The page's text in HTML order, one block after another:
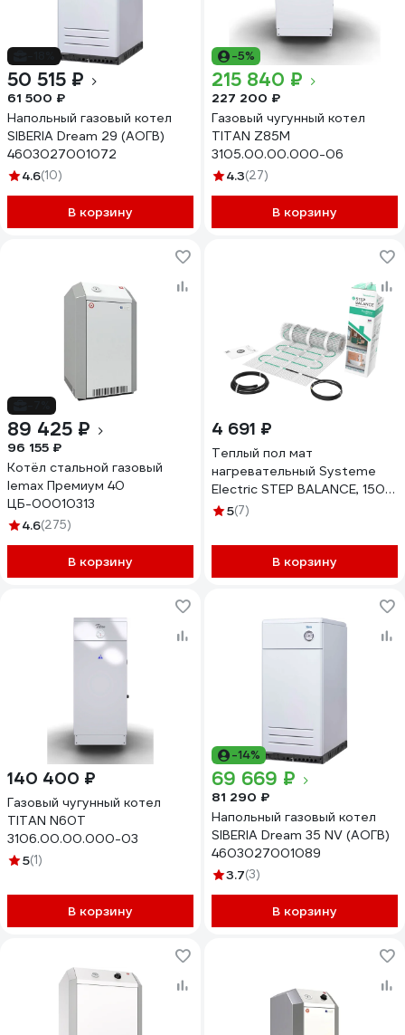
50 515 ₽
61 500 ₽
Напольный газовый котел
SIBERIA Dream 29 (АОГВ)
4603027001072
4.6(10)
В корзину
-5%
215 840 ₽
227 200 ₽
Газовый чугунный котел
TITAN Z85M
3105.00.00.000-06
4.3(27)
В корзину
89 425 ₽
96 155 ₽
Котёл стальной газовый
lemax Премиум 40
ЦБ-00010313
4.6(275)
В корзину
4 691 ₽
Теплый пол мат
нагревательный Systeme
Electric STEP BALANCE, 150
Вт/м2, 225 Вт, 1,5 м2
5(7)
В корзину
140 400 ₽
Газовый чугунный котел
TITAN N60T
3106.00.00.000-03
5(1)
В корзину
-14%
69 669 ₽
81 290 ₽
Напольный газовый котел
SIBERIA Dream 35 NV (АОГВ)
4603027001089
3.7(3)
В корзину